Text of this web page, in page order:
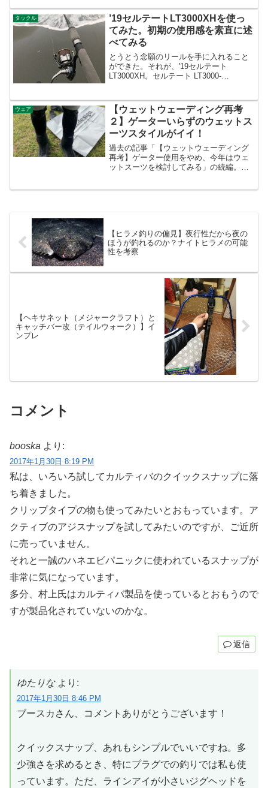
前に譲り受け、現在まで使用していた。
これを譲り受け...
タックル
’19セルテートLT3000XHを使っ
てみた。初期の使用感を素直に述
べてみる
とうとう念願のリールを手に入れること
ができた。それが、'19セルテート
LT3000XH。セルテート LT3000-
って使いたくってしかたがな...
ウェア
【ウェットウェーディング再考
２】ゲーターいらずのウェットス
ーツスタイルがイイ！
過去の記事「【ウェットウェーディング
再考】ゲーター使用をやめ、今年はウェ
ットスーツを検討してみる」の続編。鮎
【ヒラメ釣りの偏見】夜行性だから夜の
ほうが釣れるのか？ナイトヒラメの可能
性を考察
【ヘキサネット（メジャークラフト）と
キャッチバー改（テイルウォーク）】イ
ンプレ
コメント
booska より:
2017年1月30日 8:19 PM
私は、いろいろ試してカルティバのクイックスナップに落
ち着きました。
クリップタイプの物も使ってみたいとおもっています。ア
クティブのアジスナップを試してみたいのですが、ご近所
に売っていません。
それと一誠のハネエビパニックに使われているスナップが
非常に気になっています。
多分、村上氏はカルティバ製品を使っているとおもうので
すが製品化されていないのかな。
返信
ゆたりな より:
2017年1月30日 8:46 PM
ブースカさん、コメントありがとうございます！
クイックスナップ、あれもシンプルでいいですね。多
少強さを求めるとき、特にプラグでの釣りでは私も使
っています。ただ、ラインアイが小さいジグヘッドを